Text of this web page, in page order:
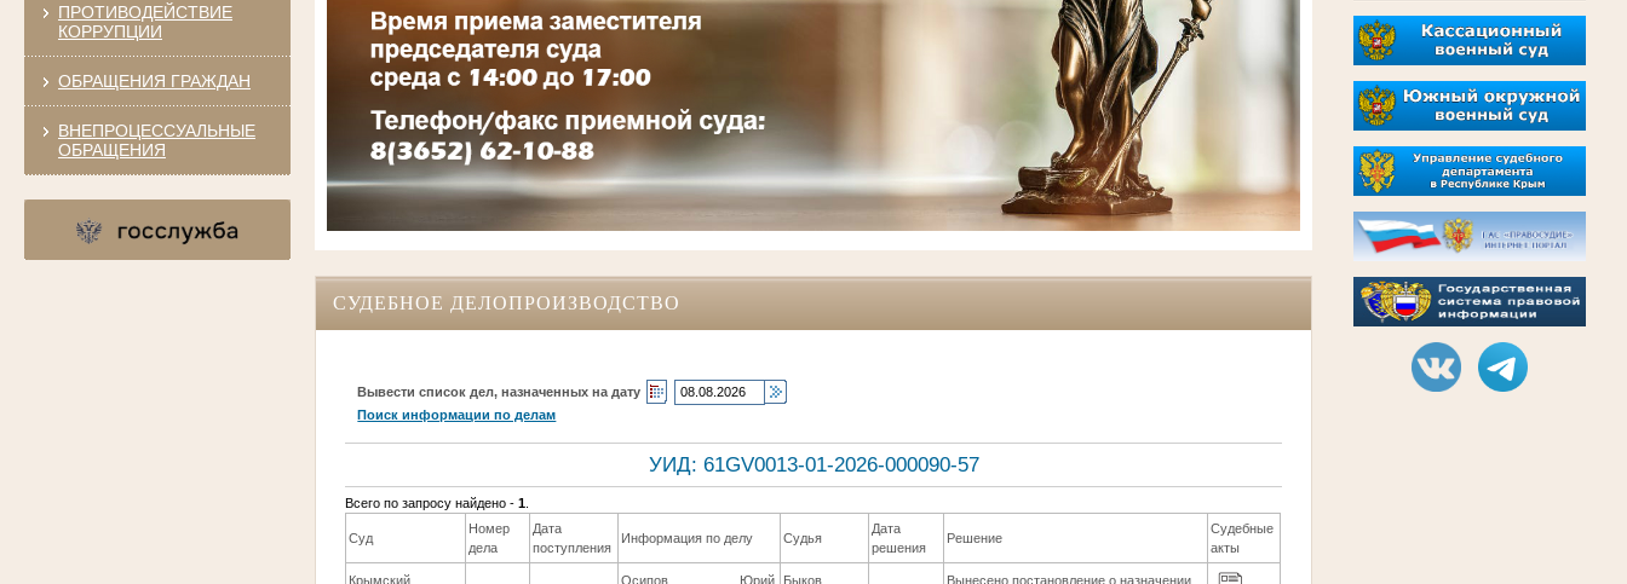
ПРОТИВОДЕЙСТВИЕ
КОРРУПЦИИ
ОБРАЩЕНИЯ ГРАЖДАН
ВНЕПРОЦЕССУАЛЬНЫЕ
ОБРАЩЕНИЯ
СУДЕБНОЕ ДЕЛОПРОИЗВОДСТВО
Вывести список дел, назначенных на дату
Поиск информации по делам
УИД: 61GV0013-01-2026-000090-57
Всего по запросу найдено -1
Суд
Номер
дела
Дата
поступления
Информация по делу Судья
Дата
решения
Решение
Судебные
акты
Крымский Осипов Юрий Быков Вынесено постановление о назначении